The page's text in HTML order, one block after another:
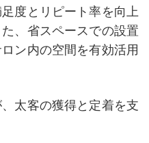
度とリピート率を向上
、省スペースでの設置
ン内の空間を有効活用
太客の獲得と定着を支